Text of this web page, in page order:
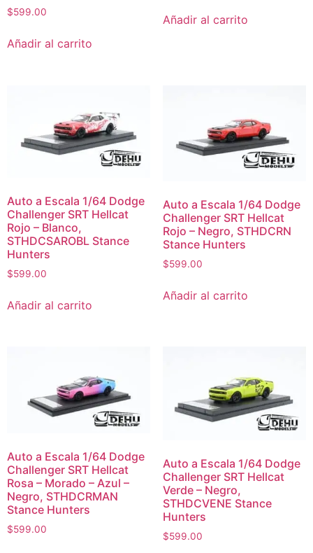
$599.00
Añadir al carrito
Añadir al carrito
Auto a Escala 1/64 Dodge
Challenger SRT Hellcat
Rojo – Blanco,
STHDCSAROBL Stance
Hunters
$599.00
Añadir al carrito
Auto a Escala 1/64 Dodge
Challenger SRT Hellcat
Rojo – Negro, STHDCRN
Stance Hunters
$599.00
Añadir al carrito
Auto a Escala 1/64 Dodge
Challenger SRT Hellcat
Rosa – Morado – Azul –
Negro, STHDCRMAN
Stance Hunters
$599.00
Auto a Escala 1/64 Dodge
Challenger SRT Hellcat
Verde – Negro,
STHDCVENE Stance
Hunters
$599.00